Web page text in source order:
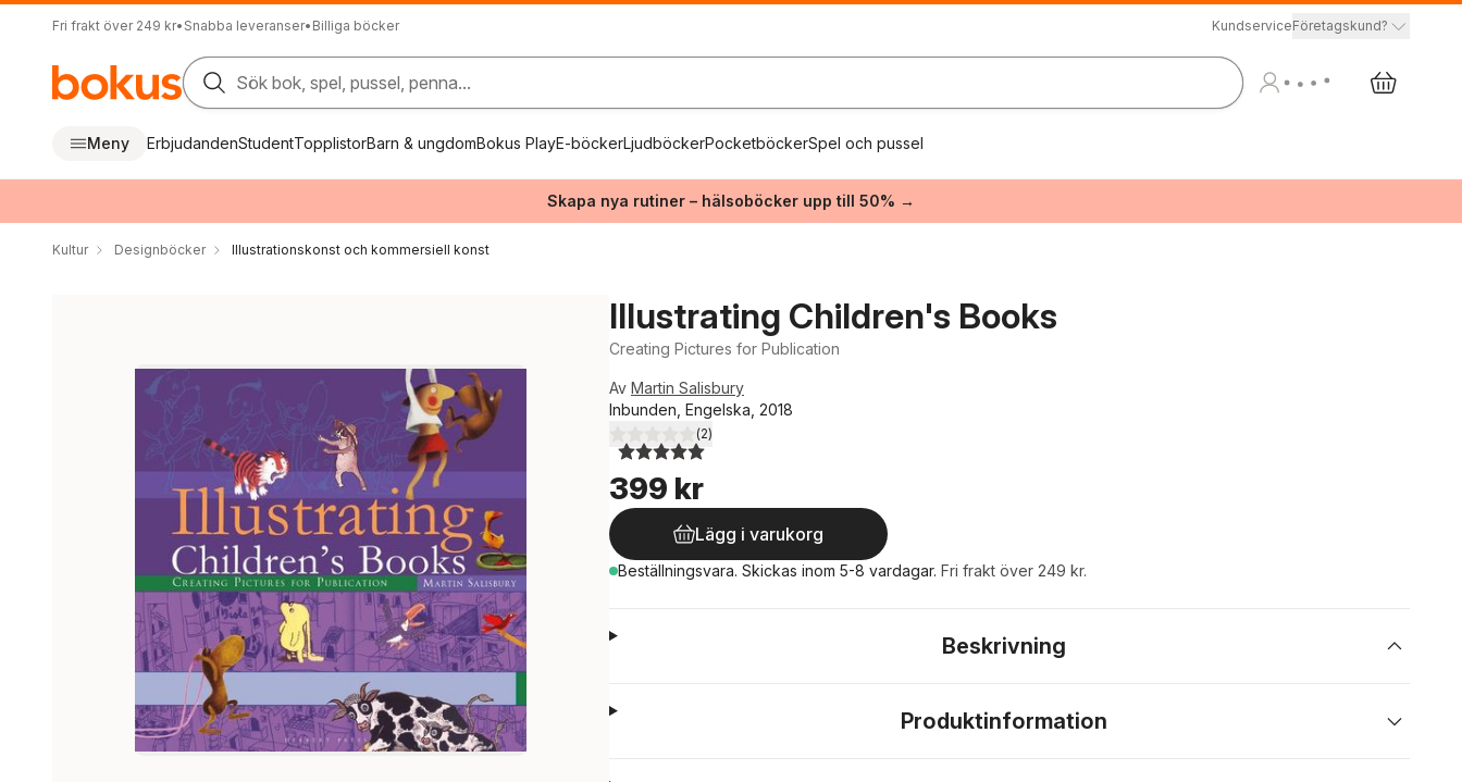
Fri frakt över 249 kr• Snabba leveranser• Billiga böcker KundserviceFöretagskund?
Sök bok, spel, pussel, penna...
Meny ErbjudandenStudentTopplistorBarn & ungdomBokus PlayE-böckerLjudböckerPocketböckerSpel och pussel
Skapa nya rutiner – hälsoböcker upp till 50% →
Kultur Designböcker Illustrationskonst och kommersiell konst
Illustrating Children's Books
Creating Pictures for Publication
Av Martin Salisbury
Inbunden, Engelska, 2018
5,0utav 5 stjärnor. Totalt antal röster:
(2)
399 kr
Lägg i varukorg
Beställningsvara. Skickas inom 5-8 vardagar. Fri frakt över 249 kr.
Beskrivning
Produktinformation